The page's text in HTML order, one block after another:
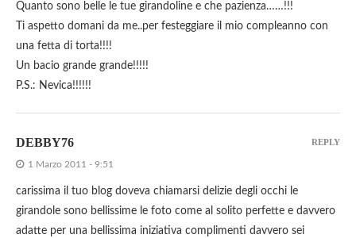
Quanto sono belle le tue girandoline e che pazienza……!!!
Ti aspetto domani da me..per festeggiare il mio compleanno con
una fetta di torta!!!!
Un bacio grande grande!!!!!
P.S.: Nevica!!!!!!
DEBBY76
1 Marzo 2011 - 9:51
carissima il tuo blog doveva chiamarsi delizie degli occhi le
girandole sono bellissime le foto come al solito perfette e davvero
adatte per una bellissima iniziativa complimenti davvero sei
REPLY